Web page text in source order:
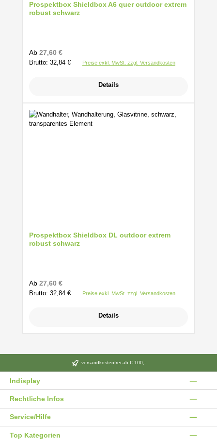
Prospektbox Shieldbox A6 quer outdoor extrem
robust schwarz
Regulärer Preis:
Ab 27,60 €
Brutto: 32,84 € Preise exkl. MwSt. zzgl. Versandkosten
Details
Prospektbox Shieldbox DL outdoor extrem
robust schwarz
Regulärer Preis:
Ab 27,60 €
Brutto: 32,84 € Preise exkl. MwSt. zzgl. Versandkosten
Details
versandkostenfrei ab € 100,-
Indisplay
Rechtliche Infos
Service/Hilfe
Top Kategorien